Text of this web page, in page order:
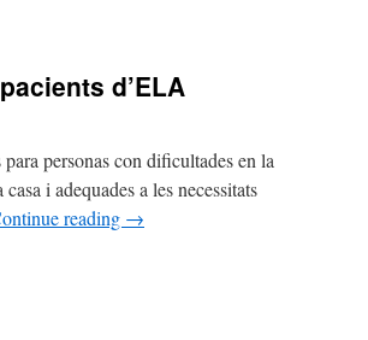
d’ELA
personas con dificultades en la
i adequades a les necessitats
reading →